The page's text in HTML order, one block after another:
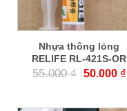
Nhựa thông lỏng
RELIFE RL-421S-OR
55.000₫ 50.000 ₫